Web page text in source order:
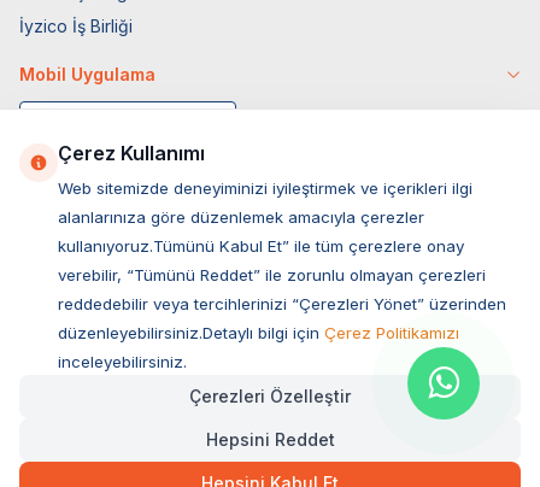
260,00TL Hızlı Teslimat
İyzico İş Birliği
Mobil Uygulama
Müşteri Hizmetleri
Sıkça Sorulan Sorular
Ovacık Mah. Hacıoğlu Sok. No:13 Başiskele / KOCAELİ
Çerez Kullanımı
Web sitemizde deneyiminizi iyileştirmek ve içerikleri ilgi
alanlarınıza göre düzenlemek amacıyla çerezler
kullanıyoruz.Tümünü Kabul Et” ile tüm çerezlere onay
verebilir, “Tümünü Reddet” ile zorunlu olmayan çerezleri
reddedebilir veya tercihlerinizi “Çerezleri Yönet” üzerinden
düzenleyebilirsiniz.Detaylı bilgi için Çerez Politikamızı
inceleyebilirsiniz.
Çerezleri Özelleştir
Hepsini Reddet
Hepsini Kabul Et